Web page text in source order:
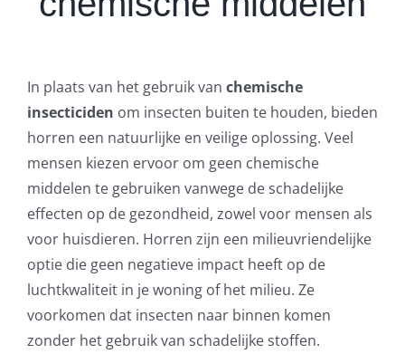
In plaats van het gebruik van chemische
insecticiden om insecten buiten te houden, bieden
horren een natuurlijke en veilige oplossing. Veel
mensen kiezen ervoor om geen chemische
middelen te gebruiken vanwege de schadelijke
effecten op de gezondheid, zowel voor mensen als
voor huisdieren. Horren zijn een milieuvriendelijke
optie die geen negatieve impact heeft op de
luchtkwaliteit in je woning of het milieu. Ze
voorkomen dat insecten naar binnen komen
zonder het gebruik van schadelijke stoffen.